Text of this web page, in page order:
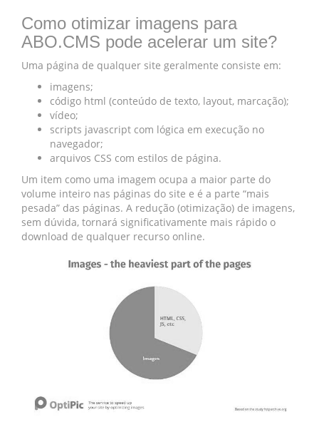
Como otimizar imagens para
ABO.CMS pode acelerar um site?
Uma página de qualquer site geralmente consiste em:
imagens;
código html (conteúdo de texto, layout, marcação);
vídeo;
scripts javascript com lógica em execução no
navegador;
arquivos CSS com estilos de página.
Um item como uma imagem ocupa a maior parte do
volume inteiro nas páginas do site e é a parte “mais
pesada” das páginas. A redução (otimização) de imagens,
sem dúvida, tornará significativamente mais rápido o
download de qualquer recurso online.